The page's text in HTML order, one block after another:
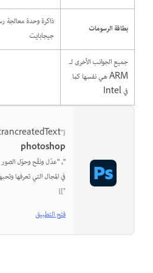
بطاقة الرسومات
جيجابايت
جميع الجوانب الأخرى لـ
ARM هي نفسها كما
في Intel
{"trancreatedText": ["
photoshop
", "عدّل ونقّح وحوّل الصور
في المجال التي تعرفها
"]}
فتح التطبيق